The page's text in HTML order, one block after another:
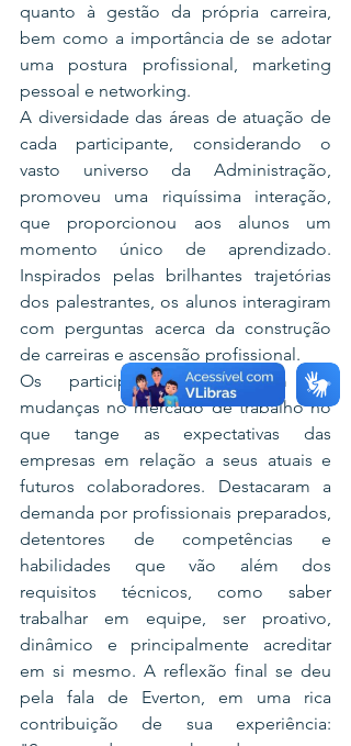
quanto à gestão da própria carreira,
bem como a importância de se adotar
uma postura profissional, marketing
pessoal e networking.
A diversidade das áreas de atuação de
cada participante, considerando o
vasto universo da Administração,
promoveu uma riquíssima interação,
que proporcionou aos alunos um
momento único de aprendizado.
Inspirados pelas brilhantes trajetórias
dos palestrantes, os alunos interagiram
com perguntas acerca da construção
de carreiras e ascensão profissional.
Os participantes destacaram as
mudanças no mercado de trabalho no
que tange as expectativas das
empresas em relação a seus atuais e
futuros colaboradores. Destacaram a
demanda por profissionais preparados,
detentores de competências e
habilidades que vão além dos
requisitos técnicos, como saber
trabalhar em equipe, ser proativo,
dinâmico e principalmente acreditar
em si mesmo. A reflexão final se deu
pela fala de Everton, em uma rica
contribuição de sua experiência: